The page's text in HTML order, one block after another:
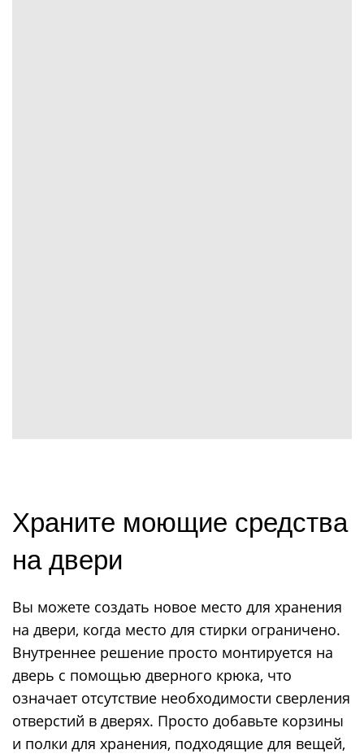
Храните моющие средства
на двери
Вы можете создать новое место для хранения
на двери, когда место для стирки ограничено.
Внутреннее решение просто монтируется на
дверь с помощью дверного крюка, что
означает отсутствие необходимости сверления
отверстий в дверях. Просто добавьте корзины
и полки для хранения, подходящие для вещей,